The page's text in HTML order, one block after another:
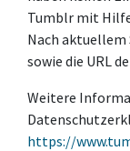
Tumblr mit
Nach aktuellem
sowie die URL
Weitere
https://